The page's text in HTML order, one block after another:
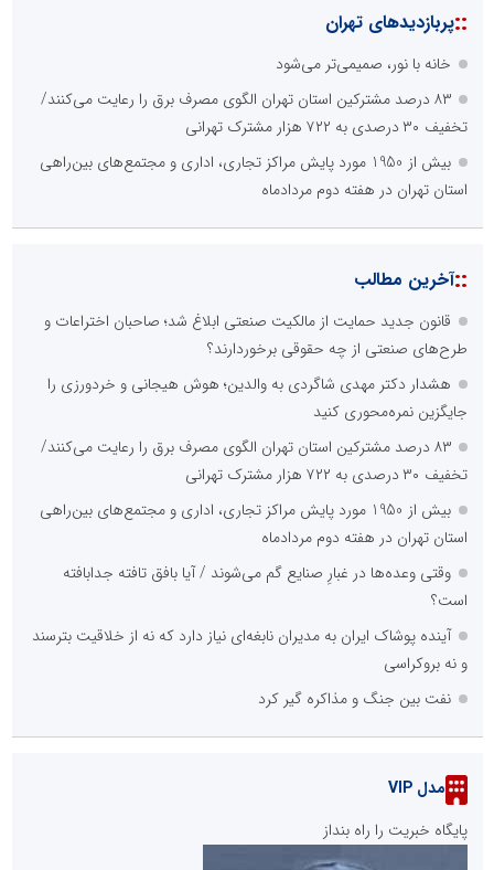
::پربازدیدهای تهران
خانه با نور، صمیمی‌تر می‌شود
۸۳ درصد مشترکین استان تهران الگوی مصرف برق را رعایت می‌کنند/
تخفیف ۳۰ درصدی به ۷۲۲ هزار مشترک تهرانی
بیش از 1950 مورد پایش مراکز تجاری، اداری و مجتمع‌های بین‌راهی
استان تهران در هفته دوم مردادماه
::آخرین مطالب
قانون جدید حمایت از مالکیت صنعتی ابلاغ شد؛ صاحبان اختراعات و
طرح‌های صنعتی از چه حقوقی برخوردارند؟
هشدار دکتر مهدی شاگردی به والدین؛ هوش هیجانی و خردورزی را
جایگزین نمره‌محوری کنید
۸۳ درصد مشترکین استان تهران الگوی مصرف برق را رعایت می‌کنند/
تخفیف ۳۰ درصدی به ۷۲۲ هزار مشترک تهرانی
بیش از 1950 مورد پایش مراکز تجاری، اداری و مجتمع‌های بین‌راهی
استان تهران در هفته دوم مردادماه
وقتی وعده‌ها در غبارِ صنایع گم می‌شوند / آیا بافق تافته جدابافته
است؟
آینده پوشاک ایران به مدیران نابغه‌ای نیاز دارد که نه از خلاقیت بترسند
و نه بروکراسی
نفت بین جنگ و مذاکره گیر کرد
مدل VIP
پایگاه خبریت را راه بنداز